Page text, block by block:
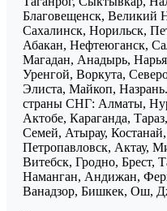
Благовещенск,
Сахалинск, Норильск,
Абакан, Нефтеюганск,
Магадан, Анадырь,
Уренгой, Воркута,
Элиста, Майкоп,
страны СНГ: Алматы,
Актобе, Караганда,
Семей, Атырау,
Петропавловск, Актау,
Витебск, Гродно, Брест,
Наманган, Андижан,
Ванадзор, Бишкек, Ош,